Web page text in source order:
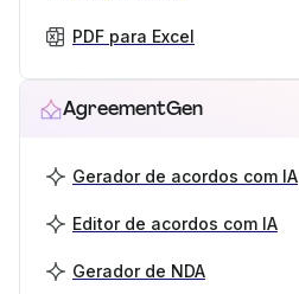
PDF para Excel
AgreementGen
Gerador de acordos com IA
Editor de acordos com IA
Gerador de NDA